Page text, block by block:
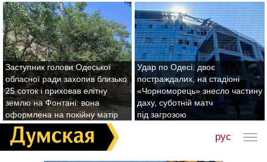
Заступник голови Одеської
обласної ради захопив близько
25 соток і приховав елітну
землю на Фонтані: вона
оформлена на покійну матір
Удар по Одесі: двоє
постраждалих, на стадіоні
«Чорноморець» знесло частину
даху, суботній матч
під загрозою
рус